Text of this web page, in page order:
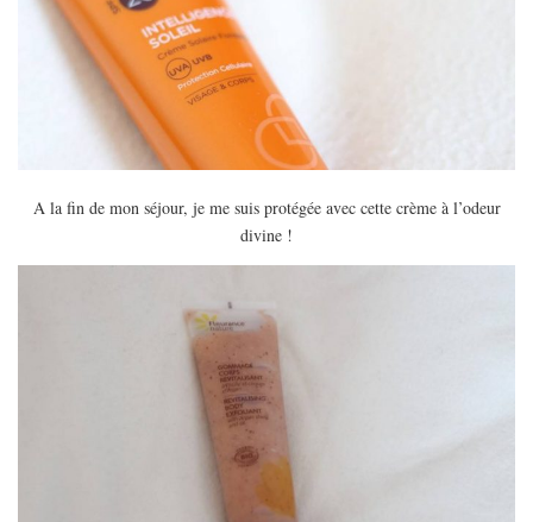
A la fin de mon séjour, je me suis protégée avec cette crème à l’odeur
divine !